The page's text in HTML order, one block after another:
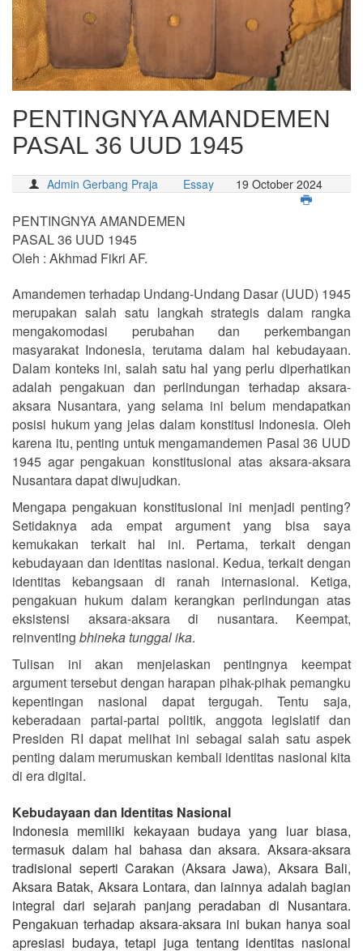
PENTINGNYA AMANDEMEN
PASAL 36 UUD 1945
Admin Gerbang Praja Essay 19 October 2024
PENTINGNYA AMANDEMEN
PASAL 36 UUD 1945
Oleh : Akhmad Fikri AF.
Amandemen terhadap Undang-Undang Dasar (UUD) 1945
merupakan salah satu langkah strategis dalam rangka
mengakomodasi perubahan dan perkembangan
masyarakat Indonesia, terutama dalam hal kebudayaan.
Dalam konteks ini, salah satu hal yang perlu diperhatikan
adalah pengakuan dan perlindungan terhadap aksara-
aksara Nusantara, yang selama ini belum mendapatkan
posisi hukum yang jelas dalam konstitusi Indonesia. Oleh
karena itu, penting untuk mengamandemen Pasal 36 UUD
1945 agar pengakuan konstitusional atas aksara-aksara
Nusantara dapat diwujudkan.
Mengapa pengakuan konstitusional ini menjadi penting?
Setidaknya ada empat argument yang bisa saya
kemukakan terkait hal ini. Pertama, terkait dengan
kebudayaan dan identitas nasional. Kedua, terkait dengan
identitas kebangsaan di ranah internasional. Ketiga,
pengakuan hukum dalam kerangkan perlindungan atas
eksistensi aksara-aksara di nusantara. Keempat,
reinventing bhineka tunggal ika.
Tulisan ini akan menjelaskan pentingnya keempat
argument tersebut dengan harapan pihak-pihak pemangku
kepentingan nasional dapat tergugah. Tentu saja,
keberadaan partai-partai politik, anggota legislatif dan
Presiden RI dapat melihat ini sebagai salah satu aspek
penting dalam merumuskan kembali identitas nasional kita
di era digital.
Kebudayaan dan Identitas Nasional
Indonesia memiliki kekayaan budaya yang luar biasa,
termasuk dalam hal bahasa dan aksara. Aksara-aksara
tradisional seperti Carakan (Aksara Jawa), Aksara Bali,
Aksara Batak, Aksara Lontara, dan lainnya adalah bagian
integral dari sejarah panjang peradaban di Nusantara.
Pengakuan terhadap aksara-aksara ini bukan hanya soal
apresiasi budaya, tetapi juga tentang identitas nasional